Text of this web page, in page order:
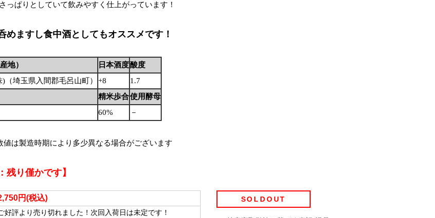
っぱりとしていて飲みやすく仕上がっています！
めますし食中酒としてもオススメです！
地） 日本酒度酸度
（埼玉県入間郡毛呂山町）
+8
1.7
精米歩合使用酵母
60% －
値は製造時期により多少異なる場合がございます
残り僅かです】
円(税込)
好評より売り切れました！次回入荷日は未定です！
SOLDOUT